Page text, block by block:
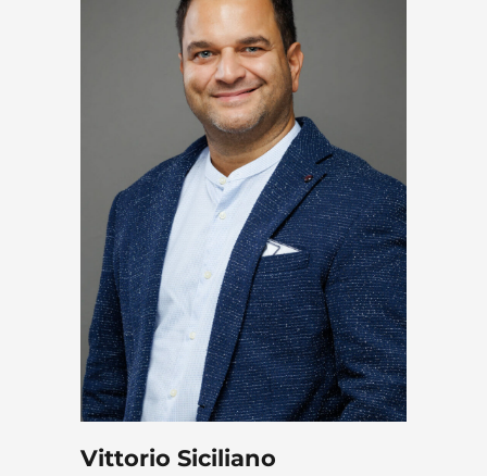
Vittorio Siciliano